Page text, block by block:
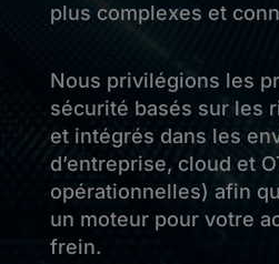
plus complexes et
Nous privilégions les
sécurité basés sur les
et intégrés dans les
d’entreprise, cloud et
opérationnelles) afin
un moteur pour votre
frein.